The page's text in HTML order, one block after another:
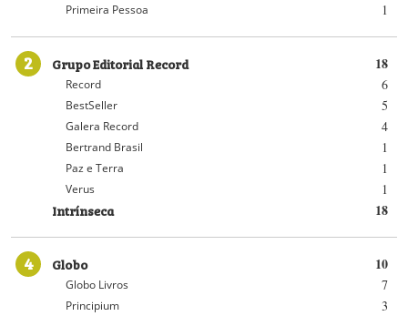
1
Primeira Pessoa
2 18
Grupo Editorial Record
6
Record
5
BestSeller
4
Galera Record
1
Bertrand Brasil
1
Paz e Terra
1
Verus
18
Intrínseca
4 10
Globo
7
Globo Livros
3
Principium